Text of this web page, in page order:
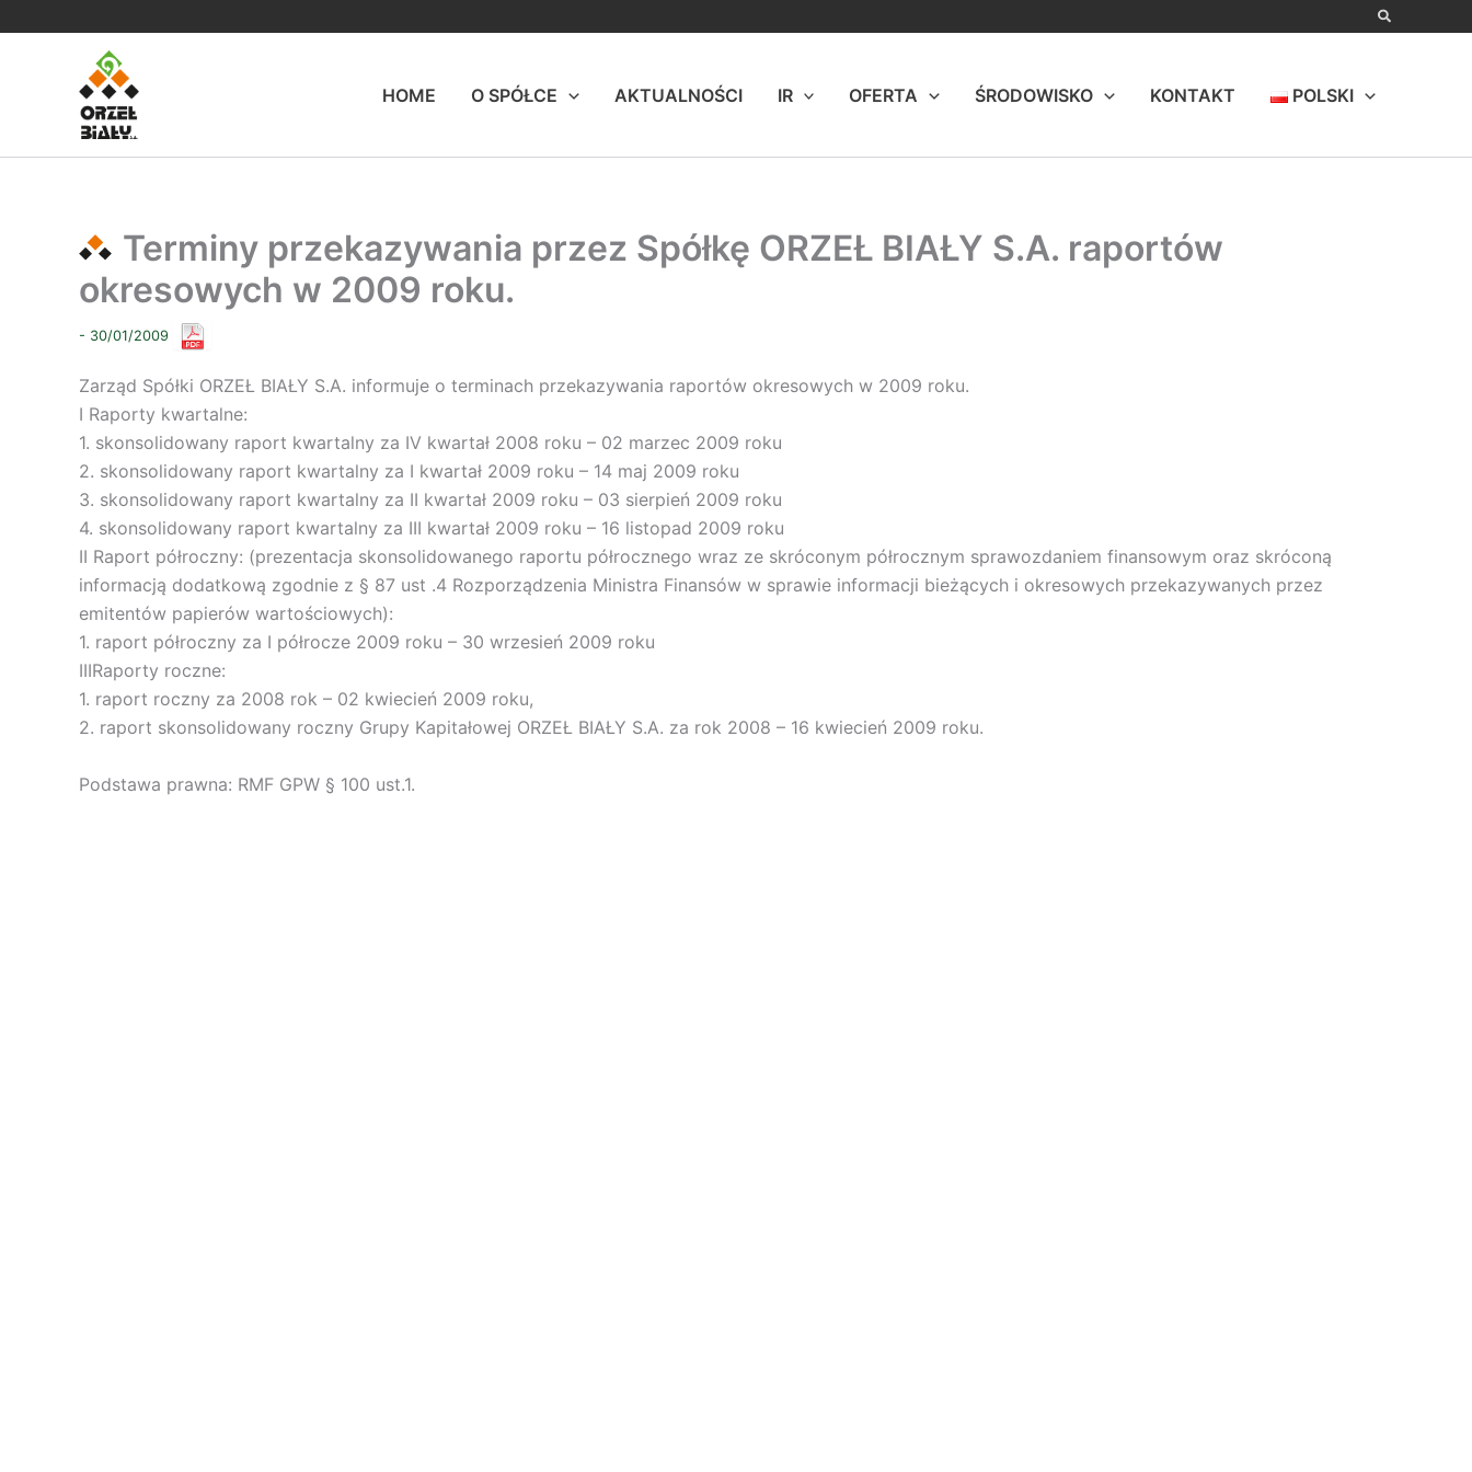
HOME
O SPÓŁCE AKTUALNOŚCI IR OFERTA ŚRODOWISKO KONTAKT POLSKI
Terminy przekazywania przez Spółkę ORZEŁ BIAŁY S.A. raportów
okresowych w 2009 roku.
- 30/01/2009
Zarząd Spółki ORZEŁ BIAŁY S.A. informuje o terminach przekazywania raportów okresowych w 2009 roku.
I Raporty kwartalne:
1. skonsolidowany raport kwartalny za IV kwartał 2008 roku – 02 marzec 2009 roku
2. skonsolidowany raport kwartalny za I kwartał 2009 roku – 14 maj 2009 roku
3. skonsolidowany raport kwartalny za II kwartał 2009 roku – 03 sierpień 2009 roku
4. skonsolidowany raport kwartalny za III kwartał 2009 roku – 16 listopad 2009 roku
II Raport półroczny: (prezentacja skonsolidowanego raportu półrocznego wraz ze skróconym półrocznym sprawozdaniem finansowym oraz skróconą
informacją dodatkową zgodnie z § 87 ust .4 Rozporządzenia Ministra Finansów w sprawie informacji bieżących i okresowych przekazywanych przez
emitentów papierów wartościowych):
1. raport półroczny za I półrocze 2009 roku – 30 wrzesień 2009 roku
IIIRaporty roczne:
1. raport roczny za 2008 rok – 02 kwiecień 2009 roku,
2. raport skonsolidowany roczny Grupy Kapitałowej ORZEŁ BIAŁY S.A. za rok 2008 – 16 kwiecień 2009 roku.
Podstawa prawna: RMF GPW § 100 ust.1.